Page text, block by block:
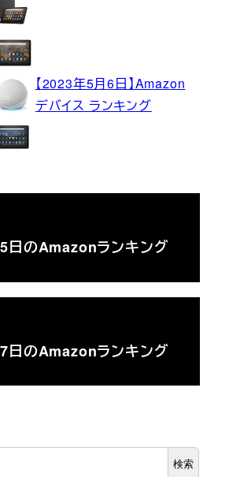
【2023年5月6日】Amazon
デバイス ランキング
日のAmazonランキング
日のAmazonランキング
検索